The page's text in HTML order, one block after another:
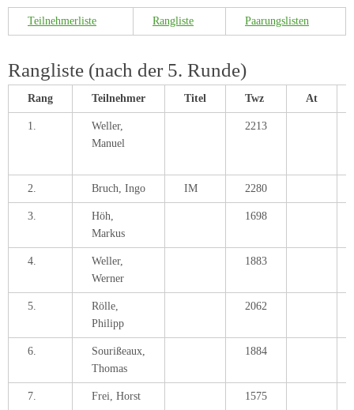
Teilnehmerliste Rangliste Paarungslisten
Rangliste (nach der 5. Runde)
Rang Teilnehmer Titel Twz At
1.
Weller,
Manuel
2213
2. Bruch, Ingo IM 2280
3.
Höh,
Markus
1698
4.
Weller,
Werner
1883
5.
Rölle,
Philipp
2062
6.
Sourißeaux,
Thomas
1884
7. Frei, Horst 1575